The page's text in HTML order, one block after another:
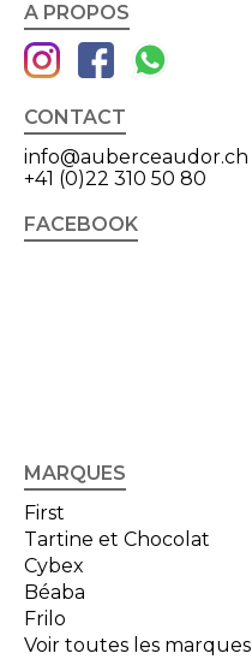
A PROPOS
CONTACT
info@auberceaudor.ch
+41 (0)22 310 50 80
FACEBOOK
MARQUES
First
Tartine et Chocolat
Cybex
Béaba
Frilo
Voir toutes les marques